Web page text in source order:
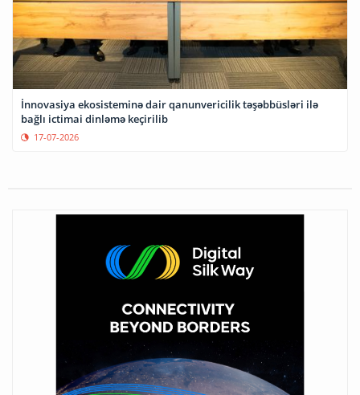
İnnovasiya ekosisteminə dair qanunvericilik təşəbbüsləri ilə
bağlı ictimai dinləmə keçirilib
17-07-2026